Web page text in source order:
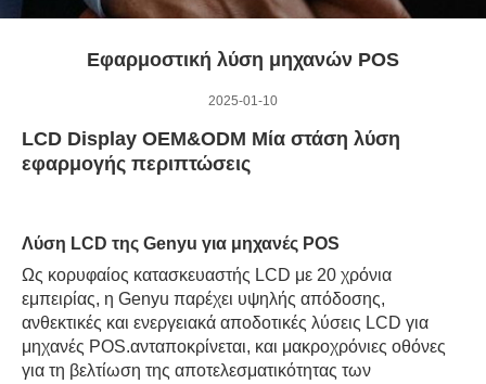
Εφαρμοστική λύση μηχανών POS
2025-01-10
LCD Display OEM&ODM Μία στάση λύση
εφαρμογής περιπτώσεις
Λύση LCD της Genyu για μηχανές POS
Ως κορυφαίος κατασκευαστής LCD με 20 χρόνια
εμπειρίας, η Genyu παρέχει υψηλής απόδοσης,
ανθεκτικές και ενεργειακά αποδοτικές λύσεις LCD για
μηχανές POS.ανταποκρίνεται, και μακροχρόνιες οθόνες
για τη βελτίωση της αποτελεσματικότητας των